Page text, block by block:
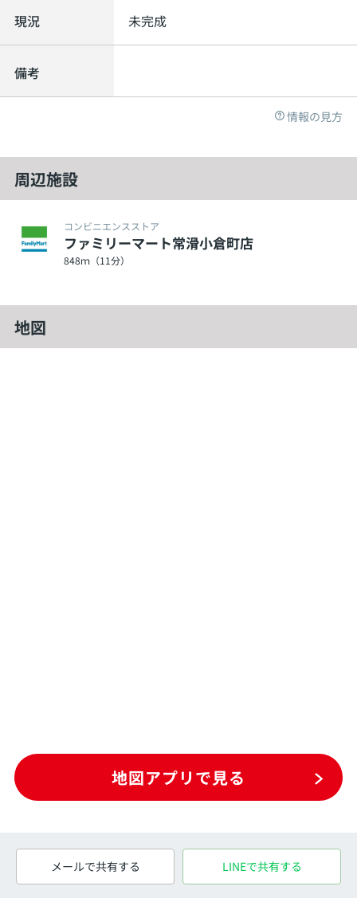
現況 未完成
備考
情報の見方
周辺施設
コンビニエンスストア
ファミリーマート常滑小倉町店
848ｍ（11分）
地図
地図アプリで見る
メールで共有する LINEで共有する